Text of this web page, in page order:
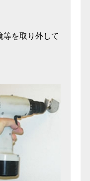
等を取り外して